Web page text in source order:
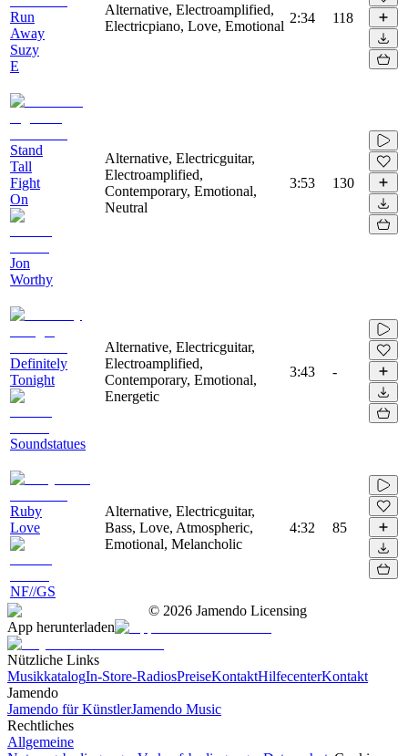
Run
Away
Suzy
E
Alternative, Electroamplified,
Electricpiano, Love, Emotional
2:34 118
Stand
Tall
Fight
On
Jon
Worthy
Alternative, Electricguitar,
Electroamplified,
Contemporary, Emotional,
Neutral
3:53 130
Definitely
Tonight
Soundstatues
Alternative, Electricguitar,
Electroamplified,
Contemporary, Emotional,
Energetic
3:43 -
Ruby
Love
NF//GS
Alternative, Electricguitar,
Bass, Love, Atmospheric,
Emotional, Melancholic
4:32 85
© 2026 Jamendo Licensing
App herunterladen
Nützliche Links
MusikkatalogIn-Store-RadiosPreiseKontaktHilfecenterKontakt
Jamendo
Jamendo für KünstlerJamendo Music
Rechtliches
Allgemeine